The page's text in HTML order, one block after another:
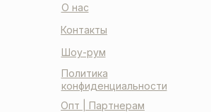
О нас
Контакты
Шоу-рум
Политика
конфиденциальности
Опт | Партнерам